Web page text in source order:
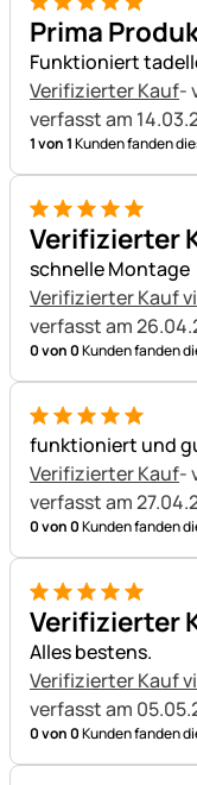
5 von 5
Prima
Funktioniert
Verifizierter Kauf-
verfasst am
1 von 1Kunden fanden
5 von 5
Verifizierter
schnelle Montage
Verifizierter Kauf
verfasst am
0 von 0Kunden fanden
5 von 5
funktioniert und
Verifizierter Kauf-
verfasst am
0 von 0Kunden fanden
5 von 5
Verifizierter
Alles bestens.
Verifizierter Kauf
verfasst am
0 von 0Kunden fanden